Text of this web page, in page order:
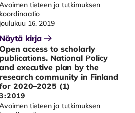
Avoimen tieteen ja tutkimuksen
koordinaatio
joulukuu 16, 2019
Näytä kirja
Open access to scholarly
publications. National Policy
and executive plan by the
research community in Finland
for 2020–2025 (1)
3:2019
Avoimen tieteen ja tutkimuksen